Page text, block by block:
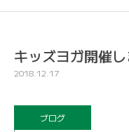
キッズヨガ開催
2018.12.17
ブログ